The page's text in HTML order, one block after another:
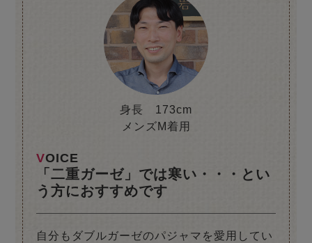
身長 173cm
メンズM着用
VOICE
「二重ガーゼ」では寒い・・・とい
う方におすすめです
自分もダブルガーゼのパジャマを愛用してい